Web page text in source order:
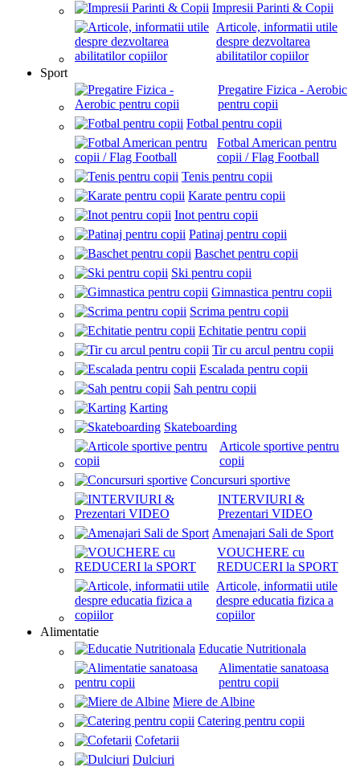
Impresii Parinti & Copii
Articole, informatii utile
despre dezvoltarea
abilitatilor copiilor
Sport
Pregatire Fizica - Aerobic
pentru copii
Fotbal pentru copii
Fotbal American pentru
copii / Flag Football
Tenis pentru copii
Karate pentru copii
Inot pentru copii
Patinaj pentru copii
Baschet pentru copii
Ski pentru copii
Gimnastica pentru copii
Scrima pentru copii
Echitatie pentru copii
Tir cu arcul pentru copii
Escalada pentru copii
Sah pentru copii
Karting
Skateboarding
Articole sportive pentru
copii
Concursuri sportive
INTERVIURI &
Prezentari VIDEO
Amenajari Sali de Sport
VOUCHERE cu
REDUCERI la SPORT
Articole, informatii utile
despre educatia fizica a
copiilor
Alimentatie
Educatie Nutritionala
Alimentatie sanatoasa
pentru copii
Miere de Albine
Catering pentru copii
Cofetarii
Dulciuri